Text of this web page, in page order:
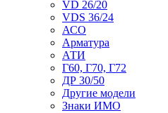
VD 26/20
VDS 36/24
АСО
Арматура
АТИ
Г60, Г70, Г72
ДР 30/50
Другие модели
Знаки ИМО